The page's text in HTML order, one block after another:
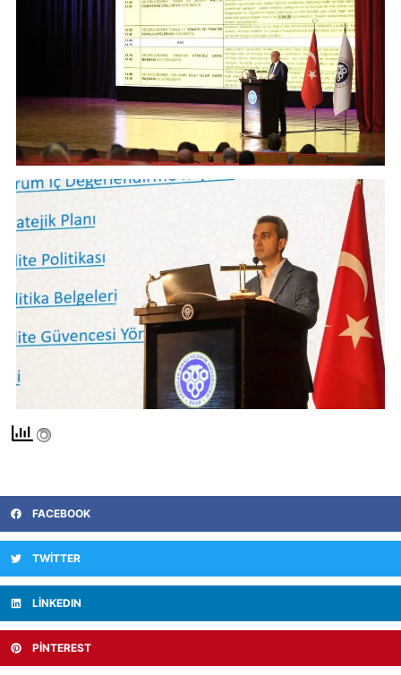
FACEBOOK
TWITTER
LINKEDIN
PINTEREST